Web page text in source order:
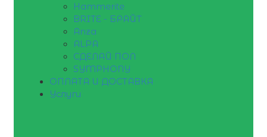
Hammerite
BRITE - БРАЙТ
Anza
ALPA
СДЕЛАЙ ПОЛ
SYMPHONY
ОПЛАТА И ДОСТАВКА
Услуги